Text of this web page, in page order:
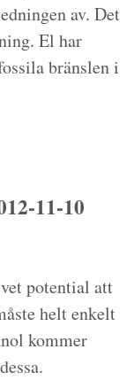
av. Det
El har
bränslen i
11-10
potential att
helt enkelt
kommer